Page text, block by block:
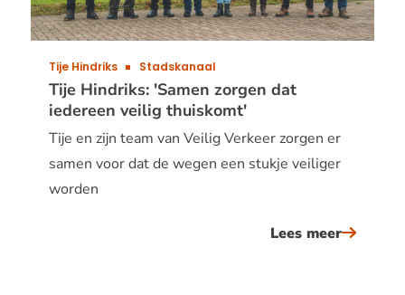
dat
je
Tije Hindriks: 'Samen zorgen dat
iedereen veilig thuiskomt'
Tije Hindriks Stadskanaal
Tije en zijn team van Veilig Verkeer zorgen er
samen voor dat de wegen een stukje veiliger
worden
Lees meerover